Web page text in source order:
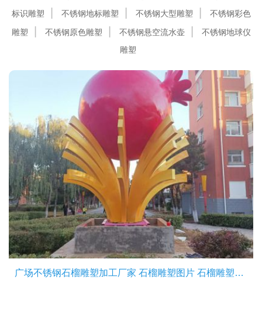
标识雕塑
不锈钢地标雕塑 不锈钢大型雕塑
不锈钢彩色
雕塑
不锈钢原色雕塑 不锈钢悬空流水壶
不锈钢地球仪
雕塑
广场不锈钢石榴雕塑加工厂家 石榴雕塑图片 石榴雕塑案例